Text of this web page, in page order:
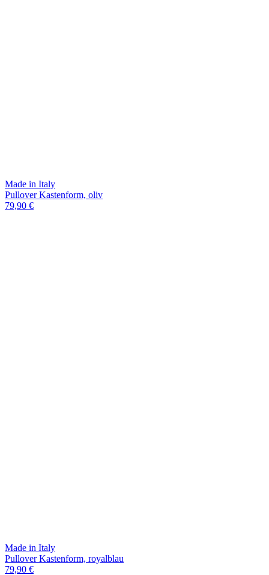
Made in Italy
Pullover Kastenform, oliv
79,90 €
Made in Italy
Pullover Kastenform, royalblau
79,90 €